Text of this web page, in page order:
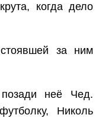
когда дело
за ним
неё Чед.
Николь